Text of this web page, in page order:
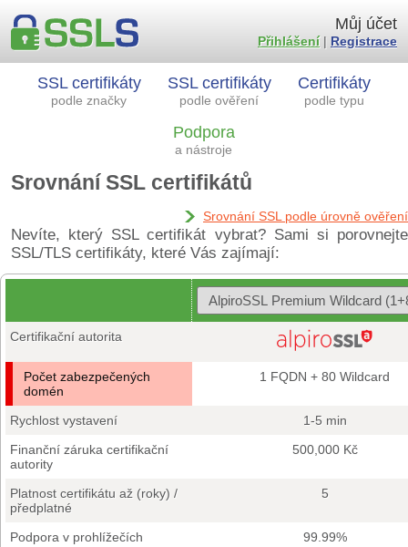
SSL certifikáty
podle značky
SSL certifikáty
podle ověření
Certifikáty
podle typu
Podpora
a nástroje
Můj účet
Přihlášení| Registrace
Srovnání SSL certifikátů
Srovnání SSL podle úrovně ověření
Nevíte, který SSL certifikát vybrat? Sami si porovnejte
SSL/TLS certifikáty, které Vás zajímají:
Certifikační autorita
Počet zabezpečených
domén
1 FQDN + 80 Wildcard
Rychlost vystavení
1-5 min
Finanční záruka certifikační
autority
500,000 Kč
Platnost certifikátu až (roky) /
předplatné
5
Podpora v prohlížečích
99.99%